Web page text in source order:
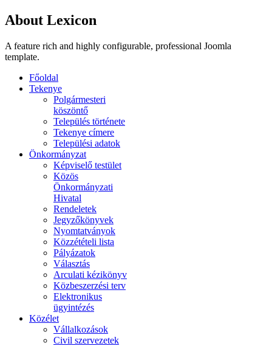
About Lexicon
A feature rich and highly configurable, professional Joomla
template.
Főoldal
Tekenye
Polgármesteri
köszöntő
Település története
Tekenye címere
Települési adatok
Önkormányzat
Képviselő testület
Közös
Önkormányzati
Hivatal
Rendeletek
Jegyzőkönyvek
Nyomtatványok
Közzétételi lista
Pályázatok
Választás
Arculati kézikönyv
Közbeszerzési terv
Elektronikus
ügyintézés
Közélet
Vállalkozások
Civil szervezetek